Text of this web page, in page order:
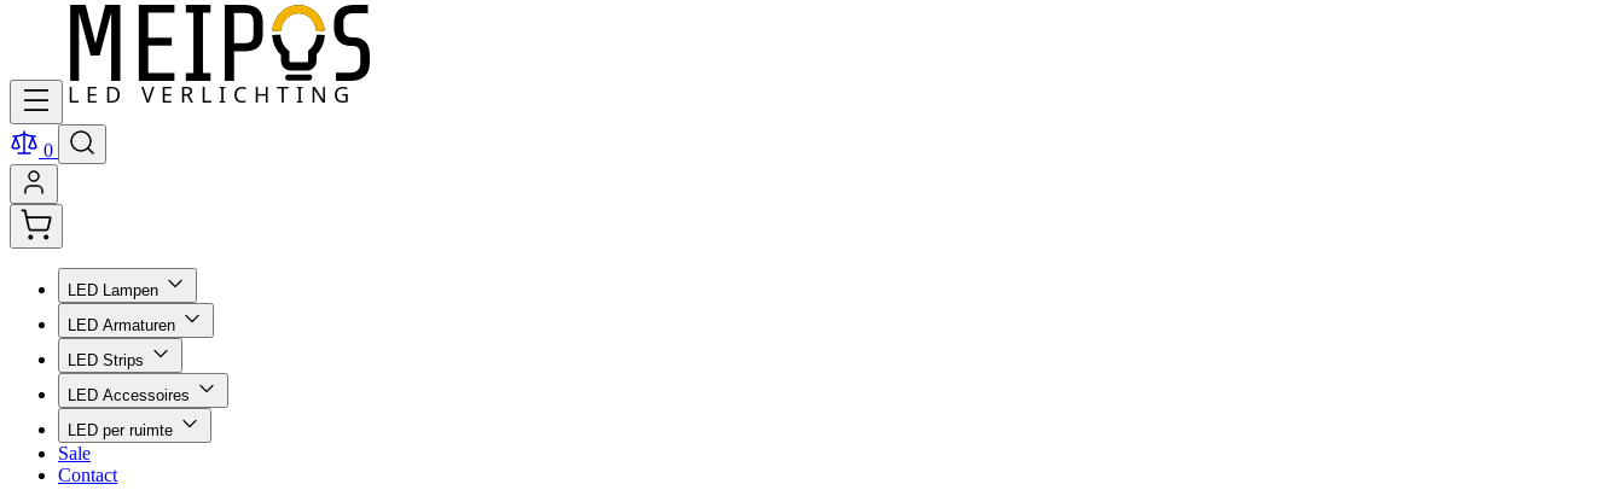
0
LED Lampen
LED Armaturen
LED Strips
LED Accessoires
LED per ruimte
Sale
Contact